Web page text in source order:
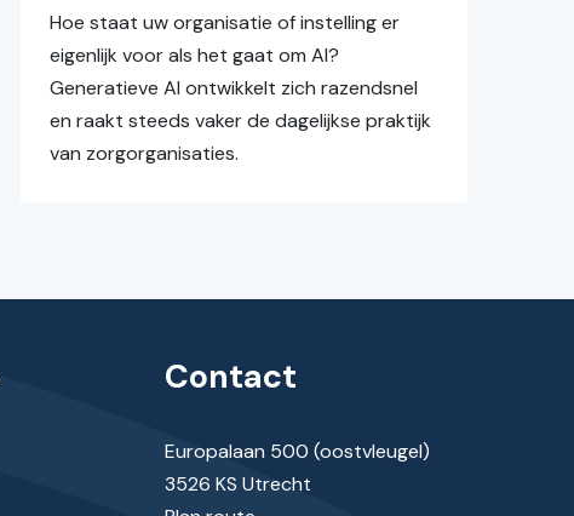
Hoe staat uw organisatie of instelling er
eigenlijk voor als het gaat om AI?
Generatieve AI ontwikkelt zich razendsnel
en raakt steeds vaker de dagelijkse praktijk
van zorgorganisaties.
Contact
Europalaan 500 (oostvleugel)
3526 KS Utrecht